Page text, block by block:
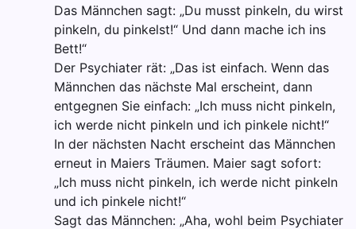
Das Männchen sagt: „Du musst pinkeln, du wirst
pinkeln, du pinkelst!“ Und dann mache ich ins
Bett!“
Der Psychiater rät: „Das ist einfach. Wenn das
Männchen das nächste Mal erscheint, dann
entgegnen Sie einfach: „Ich muss nicht pinkeln,
ich werde nicht pinkeln und ich pinkele nicht!“
In der nächsten Nacht erscheint das Männchen
erneut in Maiers Träumen. Maier sagt sofort:
„Ich muss nicht pinkeln, ich werde nicht pinkeln
und ich pinkele nicht!“
Sagt das Männchen: „Aha, wohl beim Psychiater